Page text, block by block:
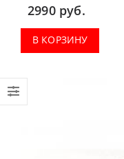
2990 руб.
В КОРЗИНУ